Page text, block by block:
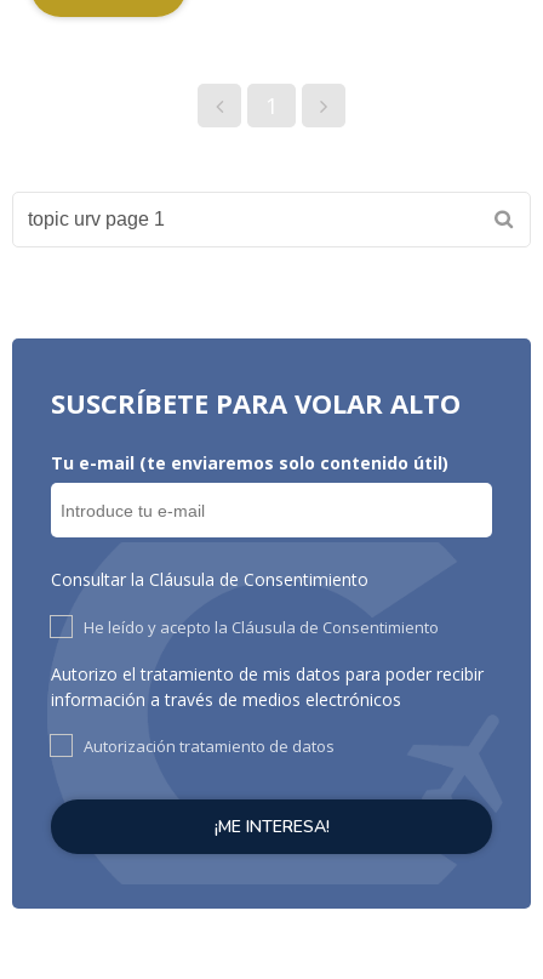
1
SUSCRÍBETE PARA VOLAR ALTO
Tu e-mail (te enviaremos solo contenido útil)
Consultar la Cláusula de Consentimiento
He leído y acepto la Cláusula de Consentimiento
Autorizo el tratamiento de mis datos para poder recibir
información a través de medios electrónicos
Autorización tratamiento de datos